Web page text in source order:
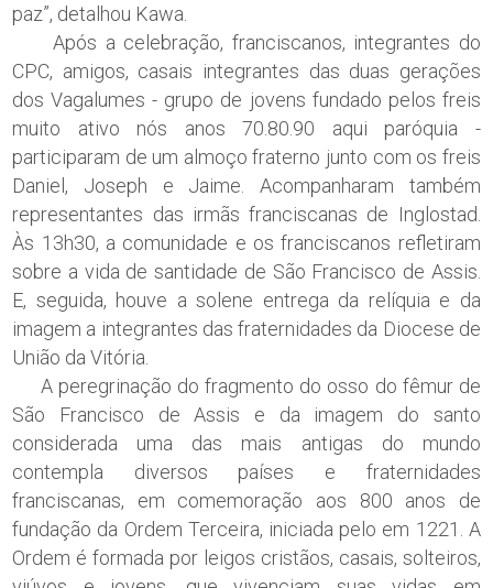
paz”, detalhou Kawa.
Após a celebração, franciscanos, integrantes do
CPC, amigos, casais integrantes das duas gerações
dos Vagalumes - grupo de jovens fundado pelos freis
muito ativo nós anos 70.80.90 aqui paróquia -
participaram de um almoço fraterno junto com os freis
Daniel, Joseph e Jaime. Acompanharam também
representantes das irmãs franciscanas de Inglostad.
Às 13h30, a comunidade e os franciscanos refletiram
sobre a vida de santidade de São Francisco de Assis.
E, seguida, houve a solene entrega da relíquia e da
imagem a integrantes das fraternidades da Diocese de
União da Vitória.
A peregrinação do fragmento do osso do fêmur de
São Francisco de Assis e da imagem do santo
considerada uma das mais antigas do mundo
contempla diversos países e fraternidades
franciscanas, em comemoração aos 800 anos de
fundação da Ordem Terceira, iniciada pelo em 1221. A
Ordem é formada por leigos cristãos, casais, solteiros,